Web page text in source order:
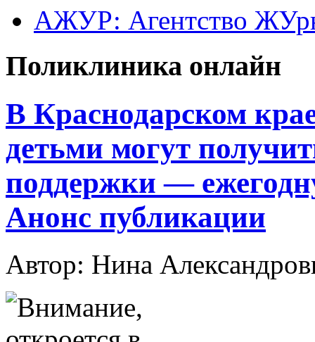
АЖУР: Агентство
Поликлиника онлайн
В Краснодарском
детьми могут
поддержки —
Анонс публикации
Автор: Нина